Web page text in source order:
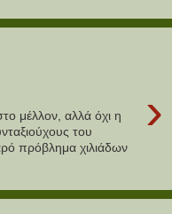
›
μέλλον, αλλά όχι η
του
πρόβλημα χιλιάδων